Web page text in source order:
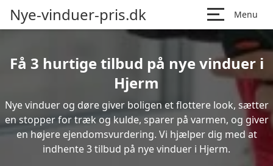
Nye-vinduer-pris.dk Menu
Få 3 hurtige tilbud på nye vinduer i
Hjerm
Nye vinduer og døre giver boligen et flottere look, sætter
en stopper for træk og kulde, sparer på varmen, og giver
en højere ejendomsvurdering. Vi hjælper dig med at
indhente 3 tilbud på nye vinduer i Hjerm.